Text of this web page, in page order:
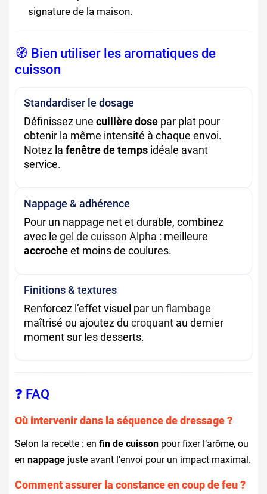
signature de la maison.
🧭 Bien utiliser les aromatiques de
cuisson
Standardiser le dosage
Définissez une cuillère dose par plat pour
obtenir la même intensité à chaque envoi.
Notez la fenêtre de temps idéale avant
service.
Nappage & adhérence
Pour un nappage net et durable, combinez
avec le gel de cuisson Alpha : meilleure
accrocheet moins de coulures.
Finitions & textures
Renforcez l’effet visuel par un flambage
maîtrisé ou ajoutez du croquant au dernier
moment sur les desserts.
❓ FAQ
Où intervenir dans la séquence de dressage ?
Selon la recette : en fin de cuisson pour fixer l’arôme, ou
en nappage juste avant l’envoi pour un impact maximal.
Comment assurer la constance en coup de feu ?